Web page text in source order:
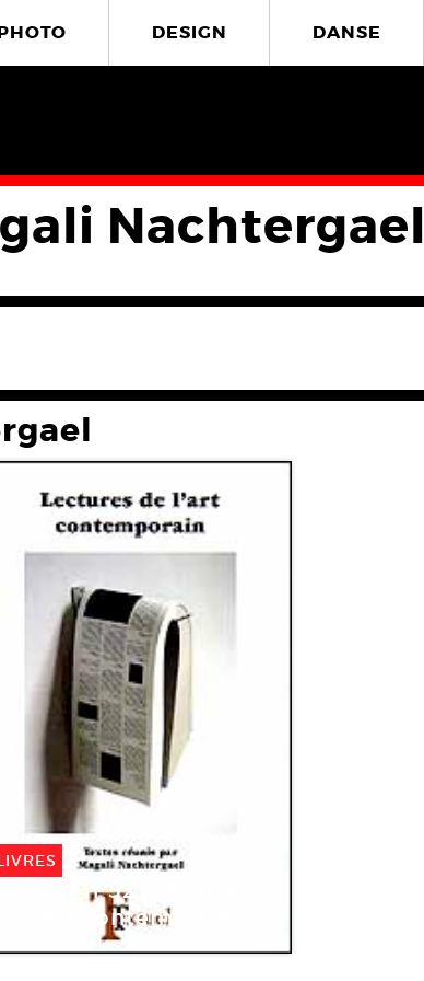
DESIGN DANSE
Nachtergael
Textuel n°52. Lectures
de l’art contemporain